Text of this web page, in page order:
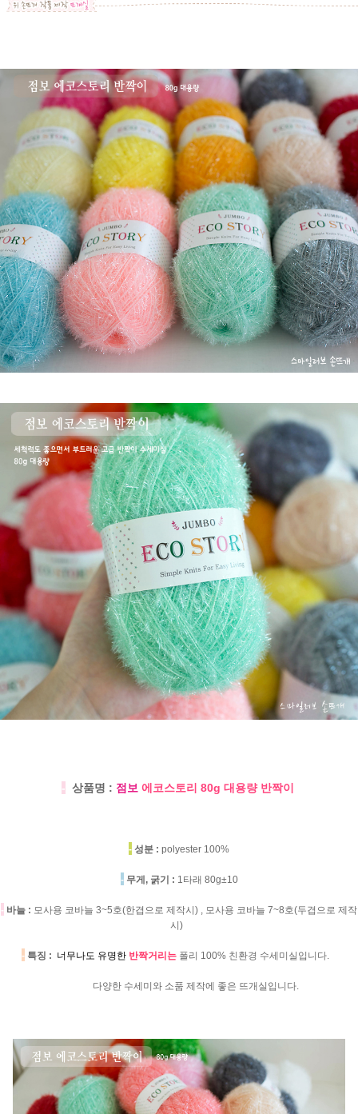
- 상품명 : 점보 에코스토리 80g 대용량 반짝이
- 성분 : polyester 100%
- 무게, 굵기 : 1타래 80g±10
- 바늘 : 모사용 코바늘 3~5호(한겹으로 제작시) , 모사용 코바늘 7~8호(두겹으로 제작
시)
- 특징 : 너무나도 유명한 반짝거리는 폴리 100% 친환경 수세미실입니다.
다양한 수세미와 소품 제작에 좋은 뜨개실입니다.